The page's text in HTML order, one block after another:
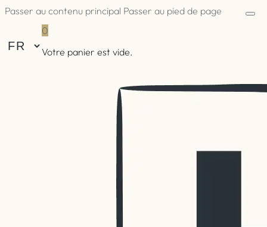
Passer au contenu principal Passer au pied de page
0
Votre panier est vide.